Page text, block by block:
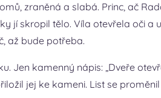
zraněná a slabá. Princ, ač
jí skropil tělo. Víla otevřela oči a
až bude potřeba.
kamenný nápis: „Dveře
jej ke kameni. List se